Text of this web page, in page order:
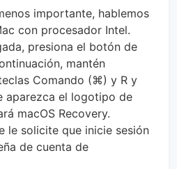
importante, hablemos
con procesador Intel.
presiona el botón de
mantén
Comando (⌘) y R y
aparezca el logotipo de
macOS Recovery.
le solicite que inicie sesión
de cuenta de